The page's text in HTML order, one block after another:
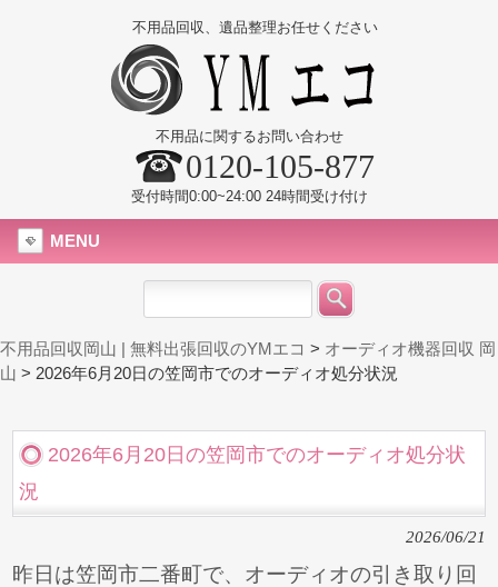
不用品回収、遺品整理お任せください
不用品に関するお問い合わせ
0120-105-877
受付時間0:00~24:00 24時間受け付け
MENU
不用品回収岡山 | 無料出張回収のYMエコ > オーディオ機器回収 岡
山 > 2026年6月20日の笠岡市でのオーディオ処分状況
2026年6月20日の笠岡市でのオーディオ処分状
況
2026/06/21
昨日は笠岡市二番町で、オーディオの引き取り回